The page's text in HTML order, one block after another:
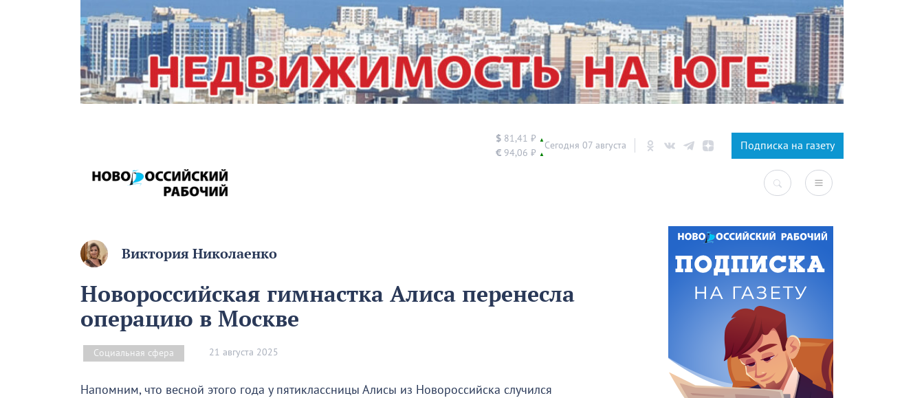
$ 81,41 ₽ ▲
€ 94,06 ₽ ▲
Сегодня 07 августа Подписка на газету
Виктория Николаенко
Новороссийская гимнастка Алиса перенесла
операцию в Москве
Социальная сфера 21 августа 2025
Напомним, что весной этого года у пятиклассницы Алисы из Новороссийска случился